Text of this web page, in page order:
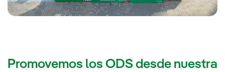
Promovemos los ODS desde nuestra